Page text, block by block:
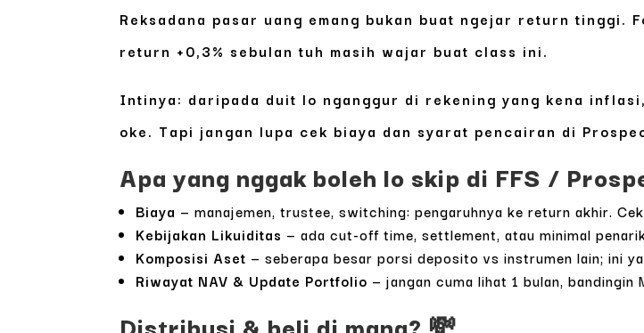
Reksadana pasar uang emang bukan buat ngejar return tinggi.
return +0,3% sebulan tuh masih wajar buat class ini.
Intinya: daripada duit lo nganggur di rekening yang kena
oke. Tapi jangan lupa cek biaya dan syarat pencairan di
Apa yang nggak boleh lo skip di FFS /
Biaya — manajemen, trustee, switching: pengaruhnya ke return akhir.
Kebijakan Likuiditas — ada cut-off time, settlement, atau minimal
Komposisi Aset — seberapa besar porsi deposito vs instrumen lain; ini
Riwayat NAV & Update Portfolio — jangan cuma lihat 1 bulan, bandingin